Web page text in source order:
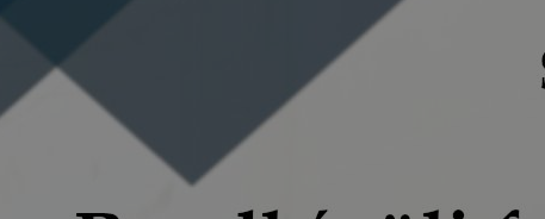
SZC Faller Jenő Technikum, Szakképző
kat és mire használ?
SZC Faller Jenő Technikum, Szakképző
következő célokból használja:
hogyan használja Ön a honlapot -